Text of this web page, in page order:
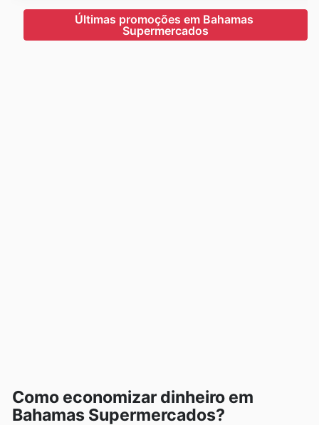
Últimas promoções em Bahamas
Supermercados
Como economizar dinheiro em
Bahamas Supermercados?